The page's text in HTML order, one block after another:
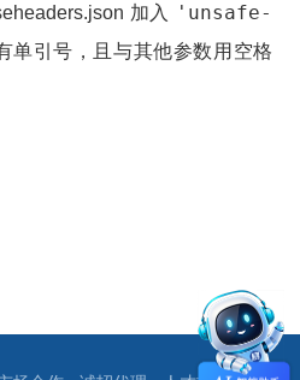
加入
'unsafe-
单引号，且与其他参数用空格